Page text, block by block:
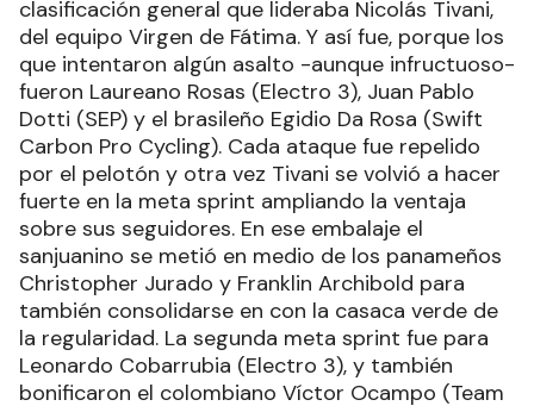
clasificación general que lideraba Nicolás Tivani,
del equipo Virgen de Fátima. Y así fue, porque los
que intentaron algún asalto -aunque infructuoso-
fueron Laureano Rosas (Electro 3), Juan Pablo
Dotti (SEP) y el brasileño Egidio Da Rosa (Swift
Carbon Pro Cycling). Cada ataque fue repelido
por el pelotón y otra vez Tivani se volvió a hacer
fuerte en la meta sprint ampliando la ventaja
sobre sus seguidores. En ese embalaje el
sanjuanino se metió en medio de los panameños
Christopher Jurado y Franklin Archibold para
también consolidarse en con la casaca verde de
la regularidad. La segunda meta sprint fue para
Leonardo Cobarrubia (Electro 3), y también
bonificaron el colombiano Víctor Ocampo (Team